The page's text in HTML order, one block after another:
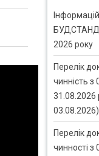
2026 року
Перелік
чинність з
31.08.2026
03.08.2026)
Перелік
чинності з